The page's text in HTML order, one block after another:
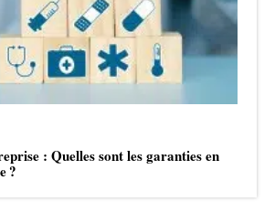
: Quelles sont les garanties en
?